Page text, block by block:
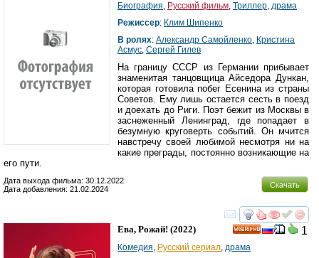
Биография, Русский фильм, Триллер, драма
Режиссер: Клим Шипенко
В ролях: Александр Самойленко, Кристина
Асмус, Сергей Гилев
На границу СССР из Германии прибывает
знаменитая танцовщица Айседора Дункан,
которая готовила побег Есенина из страны
Советов. Ему лишь остается сесть в поезд
и доехать до Риги. Поэт бежит из Москвы в
заснеженный Ленинград, где попадает в
безумную круговерть событий. Он мчится
навстречу своей любимой несмотря ни на
какие преграды, постоянно возникающие на
его пути.
Скачать
Дата выхода фильма: 30.12.2022
Дата добавления: 21.02.2024
смотреть
1
Ева, Рожай! (2022)
Комедия, Русский сериал, драма